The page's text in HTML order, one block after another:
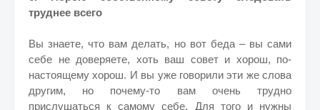
труднее всего
Вы знаете, что вам делать, но вот беда – вы сами
себе не доверяете, хоть ваш совет и хорош, по-
настоящему хорош. И вы уже говорили эти же слова
другим, но почему-то вам очень трудно
прислушаться к самому себе. Для того и нужны